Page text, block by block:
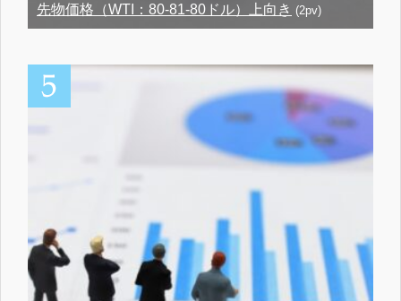
先物価格（WTI：80-81-80ドル）上向き (2pv)